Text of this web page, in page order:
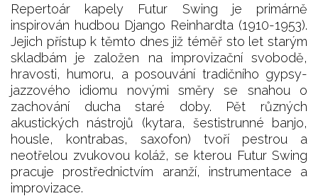
Repertoár kapely Futur Swing je primárně
inspirován hudbou Django Reinhardta (1910-1953).
Jejich přístup k těmto dnes již téměř sto let starým
skladbám je založen na improvizační svobodě,
hravosti, humoru, a posouvání tradičního gypsy-
jazzového idiomu novými směry se snahou o
zachování ducha staré doby. Pět různých
akustických nástrojů (kytara, šestistrunné banjo,
housle, kontrabas, saxofon) tvoří pestrou a
neotřelou zvukovou koláž, se kterou Futur Swing
pracuje prostřednictvím aranží, instrumentace a
improvizace.